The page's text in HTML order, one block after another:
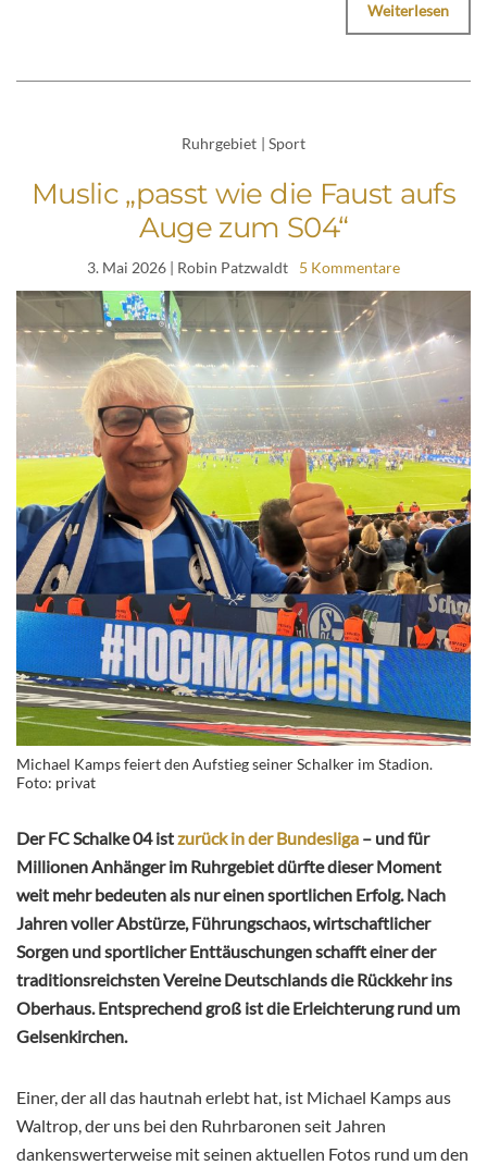
Weiterlesen
Ruhrgebiet | Sport
Muslic „passt wie die Faust aufs
Auge zum S04“
3. Mai 2026 | Robin Patzwaldt 5 Kommentare
Michael Kamps feiert den Aufstieg seiner Schalker im Stadion.
Foto: privat
Der FC Schalke 04 istzurück in der Bundesliga – und für
Millionen Anhänger im Ruhrgebiet dürfte dieser Moment
weit mehr bedeuten als nur einen sportlichen Erfolg. Nach
Jahren voller Abstürze, Führungschaos, wirtschaftlicher
Sorgen und sportlicher Enttäuschungen schafft einer der
traditionsreichsten Vereine Deutschlands die Rückkehr ins
Oberhaus. Entsprechend groß ist die Erleichterung rund um
Gelsenkirchen.
Einer, der all das hautnah erlebt hat, ist Michael Kamps aus
Waltrop, der uns bei den Ruhrbaronen seit Jahren
dankenswerterweise mit seinen aktuellen Fotos rund um den